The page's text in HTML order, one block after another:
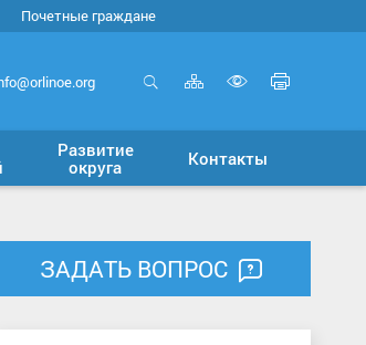
Почетные граждане
Карта
сайта
версию
для
Развитие
округа
Контакты
ЗАДАТЬ ВОПРОС